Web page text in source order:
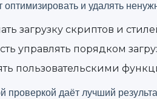
и удалять
загрузку скриптов и
управлять порядком
пользовательскими
проверкой даёт лучший